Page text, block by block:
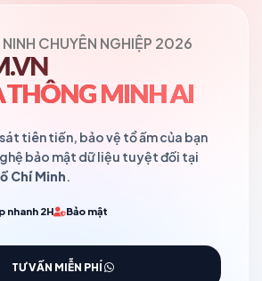
CHUYÊN NGHIỆP 2026
THÔNG MINH AI
tiên tiến, bảo vệ tổ ấm của bạn
bảo mật dữ liệu tuyệt đối tại
Chí Minh.
nhanh 2H Bảo mật
TƯ VẤN MIỄN PHÍ